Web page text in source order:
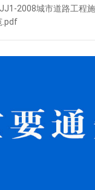
2008城市道路工程
.pdf